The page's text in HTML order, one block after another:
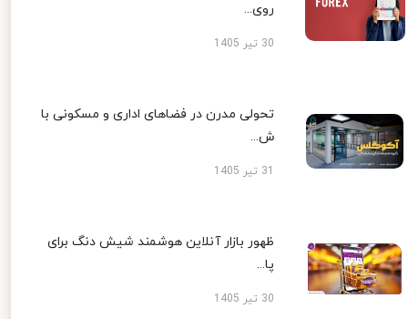
روی...
30 تیر 1405
تحولی مدرن در فضاهای اداری و مسکونی با
ش...
ظهور بازار آنلاین هوشمند شیش دنگ برای
پا...
30 تیر 1405